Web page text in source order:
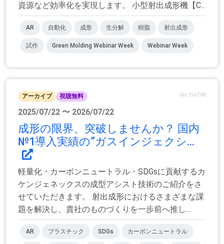
資源など効率化を実現します。 小型射出成形機【C...
AR 自動化 成形 生分解 樹脂 射出成形
試作 Green Molding Webinar Week Webinar Week
アーカイブ 視聴無料 No.154798
2025/07/22 〜 2026/07/22
成形の限界、突破しませんか？ 国内
№1導入実績の”ガスインジェクシ...
軽量化・カーボンニュートラル・SDGsに貢献するカ
ケンジェネックスの成型アシスト技術のご紹介をさ
せていただきます。 射出成形におけるさまざまな課
題を解決し、貴社のものづくりを一歩前へ推し...
AR プラスチック SDGs カーボンニュートラル